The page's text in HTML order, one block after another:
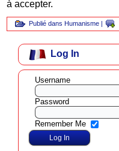
à accepter.
Publié dans Humanisme |
Log In
Username
Password
Remember Me